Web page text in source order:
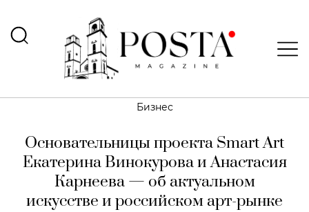
Бизнес
Основательницы проекта Smart Art
Екатерина Винокурова и Анастасия
Карнеева — об актуальном
искусстве и российском арт-рынке